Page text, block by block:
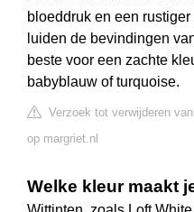
bloeddruk en een
luiden de bevindingen
beste voor een zachte
babyblauw of turquoise.
Verzoek tot verwijderen
op margriet.nl
Welke kleur maakt